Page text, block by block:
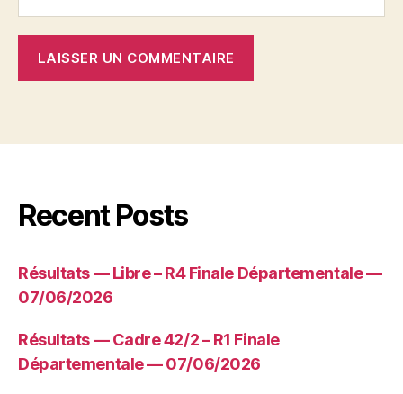
Recent Posts
Résultats — Libre – R4 Finale Départementale —
07/06/2026
Résultats — Cadre 42/2 – R1 Finale
Départementale — 07/06/2026